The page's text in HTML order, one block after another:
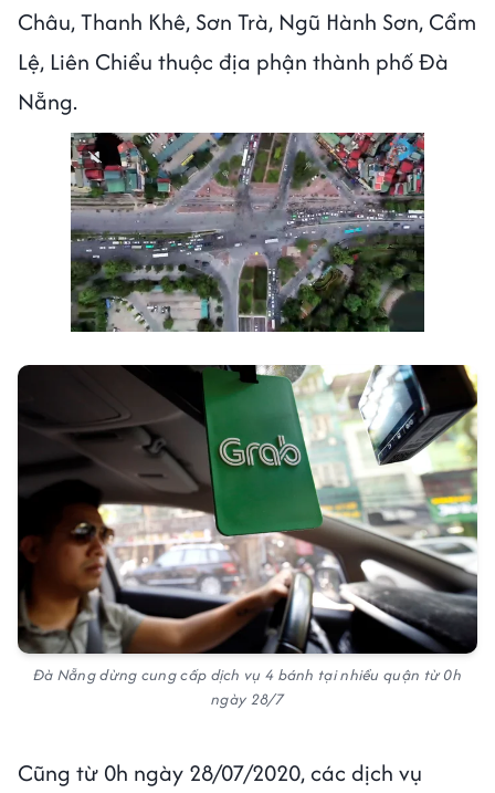
Châu, Thanh Khê, Sơn Trà, Ngũ Hành Sơn, Cẩm
Lệ, Liên Chiểu thuộc địa phận thành phố Đà
Nẵng.
Đà Nẵng dừng cung cấp dịch vụ 4 bánh tại nhiều quận từ 0h
ngày 28/7
Cũng từ 0h ngày 28/07/2020, các dịch vụ